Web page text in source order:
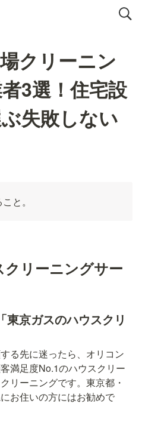
クリーニン
3選！住宅設
失敗しない
と。
リーニングサー
京ガスのハウスクリ
る先に迷ったら、オリコン
満足度No.1のハウスクリー
リーニングです。東京都・
お住いの方にはお勧めで